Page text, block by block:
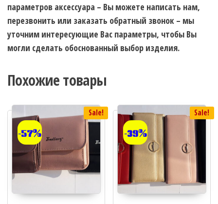
параметров аксессуара – Вы можете написать нам,
перезвонить или заказать обратный звонок – мы
уточним интересующие Вас параметры, чтобы Вы
могли сделать обоснованный выбор изделия.
Похожие товары
Sale!
-57%
Sale!
-39%